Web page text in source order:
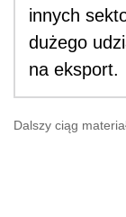
innych
dużego
na eksport.
Dalszy ciąg